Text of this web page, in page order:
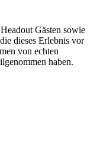
Gästen sowie
dieses Erlebnis vor
von echten
haben.